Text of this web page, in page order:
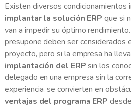
Existen diversos condicionamientos
implantar la solución ERP que si
van a impedir su óptimo
presupone deben ser considerados
proyecto, pero si la empresa ha
implantación del ERP sin los
delegado en una empresa sin la
experiencia, se convierten en
ventajas del programa ERP